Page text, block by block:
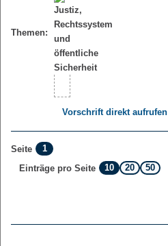
Themen:
Vorschrift direkt aufrufen
Seite
1
Einträge pro Seite
10 20 50